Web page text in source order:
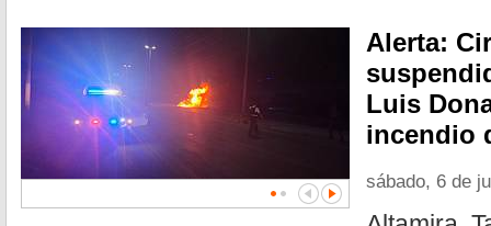
Alerta:
Luis
incendio
sábado, 6 de